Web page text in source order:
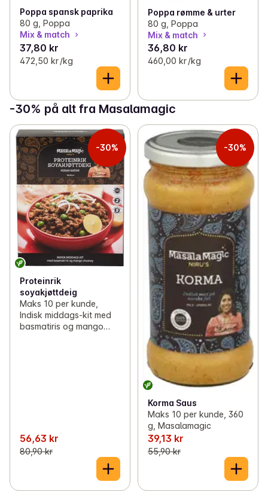
Poppa spansk paprika
80 g, Poppa
Mix & match
37,80 kr
472,50 kr /kg
Poppa rømme & urter
80 g, Poppa
Mix & match
36,80 kr
460,00 kr /kg
-30% på alt fra Masalamagic
-30%
Proteinrik
soyakjøttdeig
Maks 10 per kunde,
Indisk middags-kit med
basmatiris og mango
56,63 kr
80,90 kr
-30%
Korma Saus
Maks 10 per kunde, 360
g, Masalamagic
39,13 kr
55,90 kr